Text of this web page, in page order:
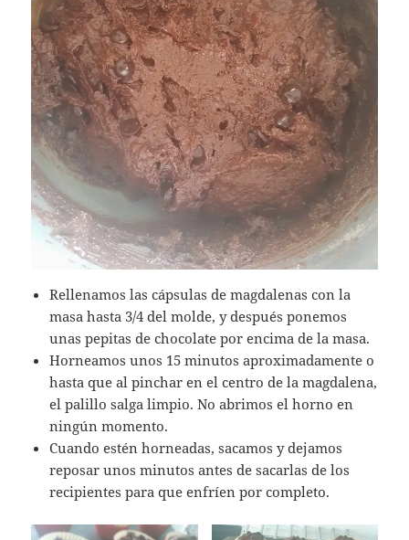
Rellenamos las cápsulas de magdalenas con la
masa hasta 3/4 del molde, y después ponemos
unas pepitas de chocolate por encima de la masa.
Horneamos unos 15 minutos aproximadamente o
hasta que al pinchar en el centro de la magdalena,
el palillo salga limpio. No abrimos el horno en
ningún momento.
Cuando estén horneadas, sacamos y dejamos
reposar unos minutos antes de sacarlas de los
recipientes para que enfríen por completo.